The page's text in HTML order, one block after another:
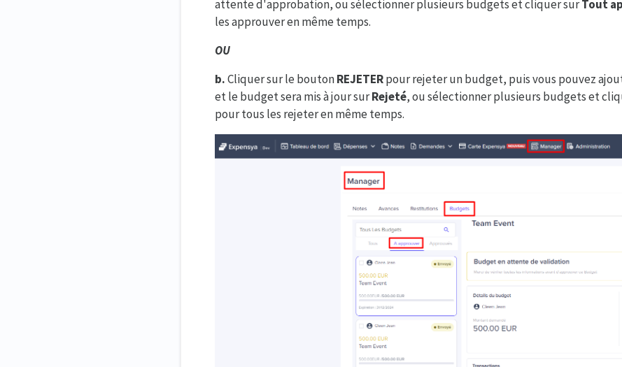
attente d'approbation, ou sélectionner plusieurs budgets et cliquer surTout
les approuver en même temps.
OU
b.Cliquer sur le boutonREJETERpour rejeter un budget, puis vous pouvez
et le budget sera mis à jour surRejeté, ou sélectionner plusieurs budgets et
pour tous les rejeter en même temps.